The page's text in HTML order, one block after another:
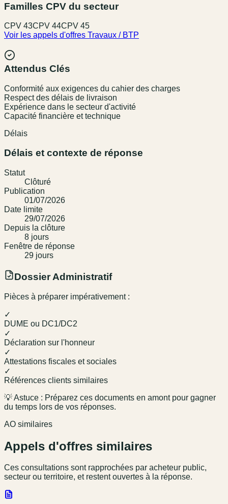
Familles CPV du secteur
CPV 43CPV 44CPV 45
Voir les appels d'offres Travaux / BTP
Attendus Clés
Conformité aux exigences du cahier des charges
Respect des délais de livraison
Expérience dans le secteur d'activité
Capacité financière et technique
Délais
Délais et contexte de réponse
Statut
Clôturé
Publication
01/07/2026
Date limite
29/07/2026
Depuis la clôture
8 jours
Fenêtre de réponse
29 jours
Dossier Administratif
Pièces à préparer impérativement :
✓
DUME ou DC1/DC2
✓
Déclaration sur l'honneur
✓
Attestations fiscales et sociales
✓
Références clients similaires
💡 Astuce : Préparez ces documents en amont pour gagner
du temps lors de vos réponses.
AO similaires
Appels d'offres similaires
Ces consultations sont rapprochées par acheteur public,
secteur ou territoire, et restent ouvertes à la réponse.